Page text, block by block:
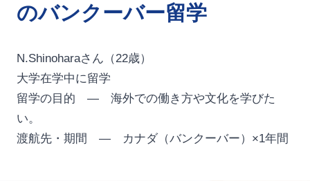
のバンクーバー留学
N.Shinoharaさん（22歳）
大学在学中に留学
留学の目的 — 海外での働き方や文化を学びた
い。
渡航先・期間 — カナダ（バンクーバー）×1年間